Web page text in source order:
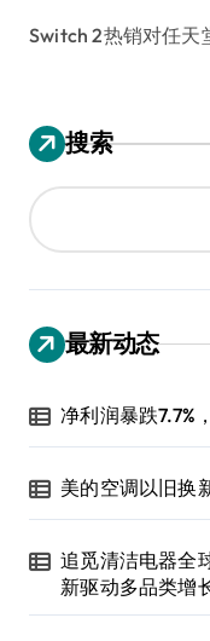
Switch 2热销对任天
搜索
最新动态
净利润暴跌7.7%
美的空调以旧换
追觅清洁电器全
新驱动多品类增